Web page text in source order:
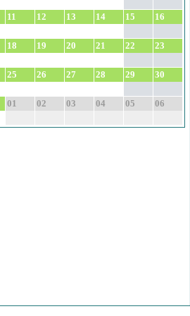
11 12 13 14 15 16
18 19 20 21 22 23
25 26 27 28 29 30
01 02 03 04 05 06